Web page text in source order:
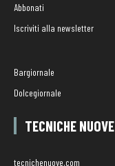
Abbonati
Iscriviti alla newsletter
Bargiornale
Dolcegiornale
TECNICHE NUOVE
tecnichenuove.com